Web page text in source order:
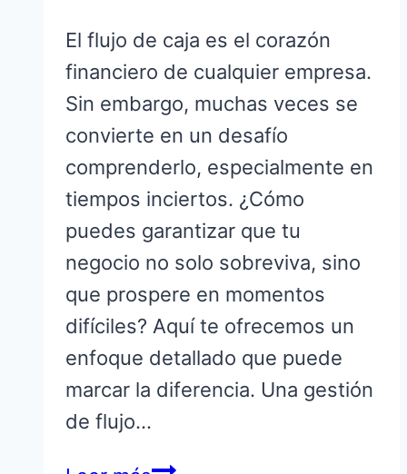
El flujo de caja es el corazón
financiero de cualquier empresa.
Sin embargo, muchas veces se
convierte en un desafío
comprenderlo, especialmente en
tiempos inciertos. ¿Cómo
puedes garantizar que tu
negocio no solo sobreviva, sino
que prospere en momentos
difíciles? Aquí te ofrecemos un
enfoque detallado que puede
marcar la diferencia. Una gestión
de flujo…